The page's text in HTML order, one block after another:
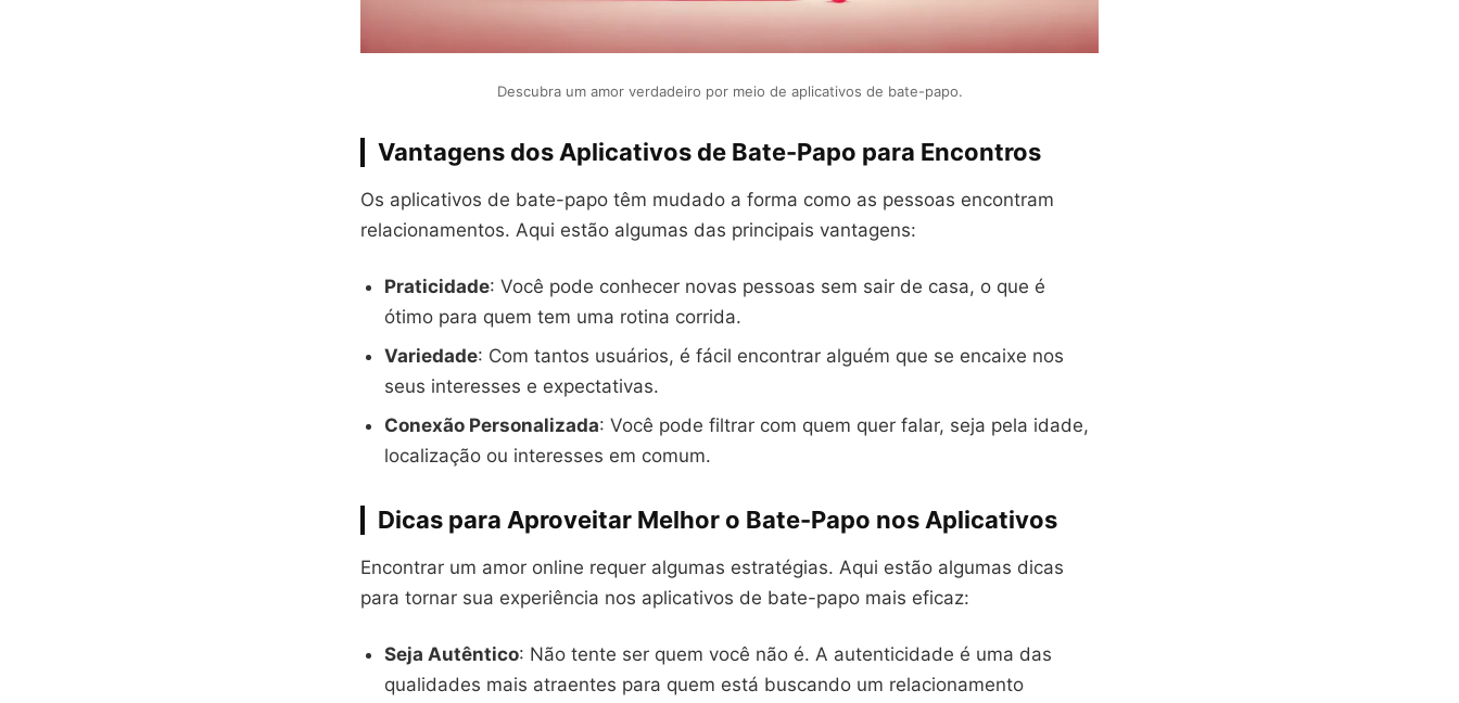
Descubra um amor verdadeiro por meio de aplicativos de bate-papo.
Vantagens dos Aplicativos de Bate-Papo para Encontros
Os aplicativos de bate-papo têm mudado a forma como as pessoas encontram
relacionamentos. Aqui estão algumas das principais vantagens:
Praticidade: Você pode conhecer novas pessoas sem sair de casa, o que é
ótimo para quem tem uma rotina corrida.
Variedade: Com tantos usuários, é fácil encontrar alguém que se encaixe nos
seus interesses e expectativas.
Conexão Personalizada: Você pode filtrar com quem quer falar, seja pela idade,
localização ou interesses em comum.
Dicas para Aproveitar Melhor o Bate-Papo nos Aplicativos
Encontrar um amor online requer algumas estratégias. Aqui estão algumas dicas
para tornar sua experiência nos aplicativos de bate-papo mais eficaz:
Seja Autêntico: Não tente ser quem você não é. A autenticidade é uma das
qualidades mais atraentes para quem está buscando um relacionamento